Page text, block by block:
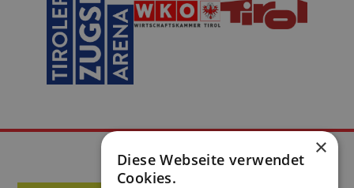
×
Diese Webseite verwendet
Cookies.